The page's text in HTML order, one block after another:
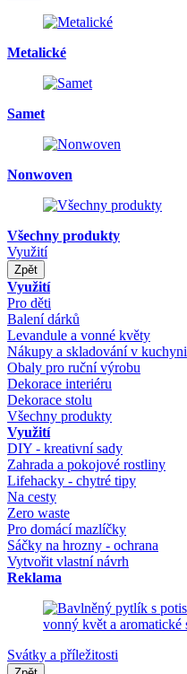
Metalické
Samet
Nonwoven
Všechny produkty
Využití
Zpět
Využití
Pro děti
Balení dárků
Levandule a vonné květy
Nákupy a skladování v kuchyni
Obaly pro ruční výrobu
Dekorace interiéru
Dekorace stolu
Všechny produkty
Využití
DIY - kreativní sady
Zahrada a pokojové rostliny
Lifehacky - chytré tipy
Na cesty
Zero waste
Pro domácí mazlíčky
Sáčky na hrozny - ochrana
Vytvořit vlastní návrh
Reklama
Svátky a příležitosti